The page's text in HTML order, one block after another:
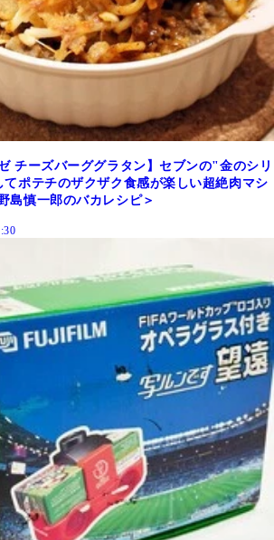
チーズバーググラタン】セブンの"金のシリ
ポテチのザクザク食感が楽しい超絶肉マシ
島慎一郎のバカレシピ＞